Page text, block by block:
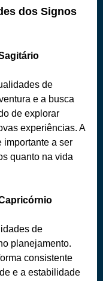
dos Signos
de
e a busca
de explorar
experiências. A
importante a ser
quanto na vida
de
planejamento.
consistente
e a estabilidade